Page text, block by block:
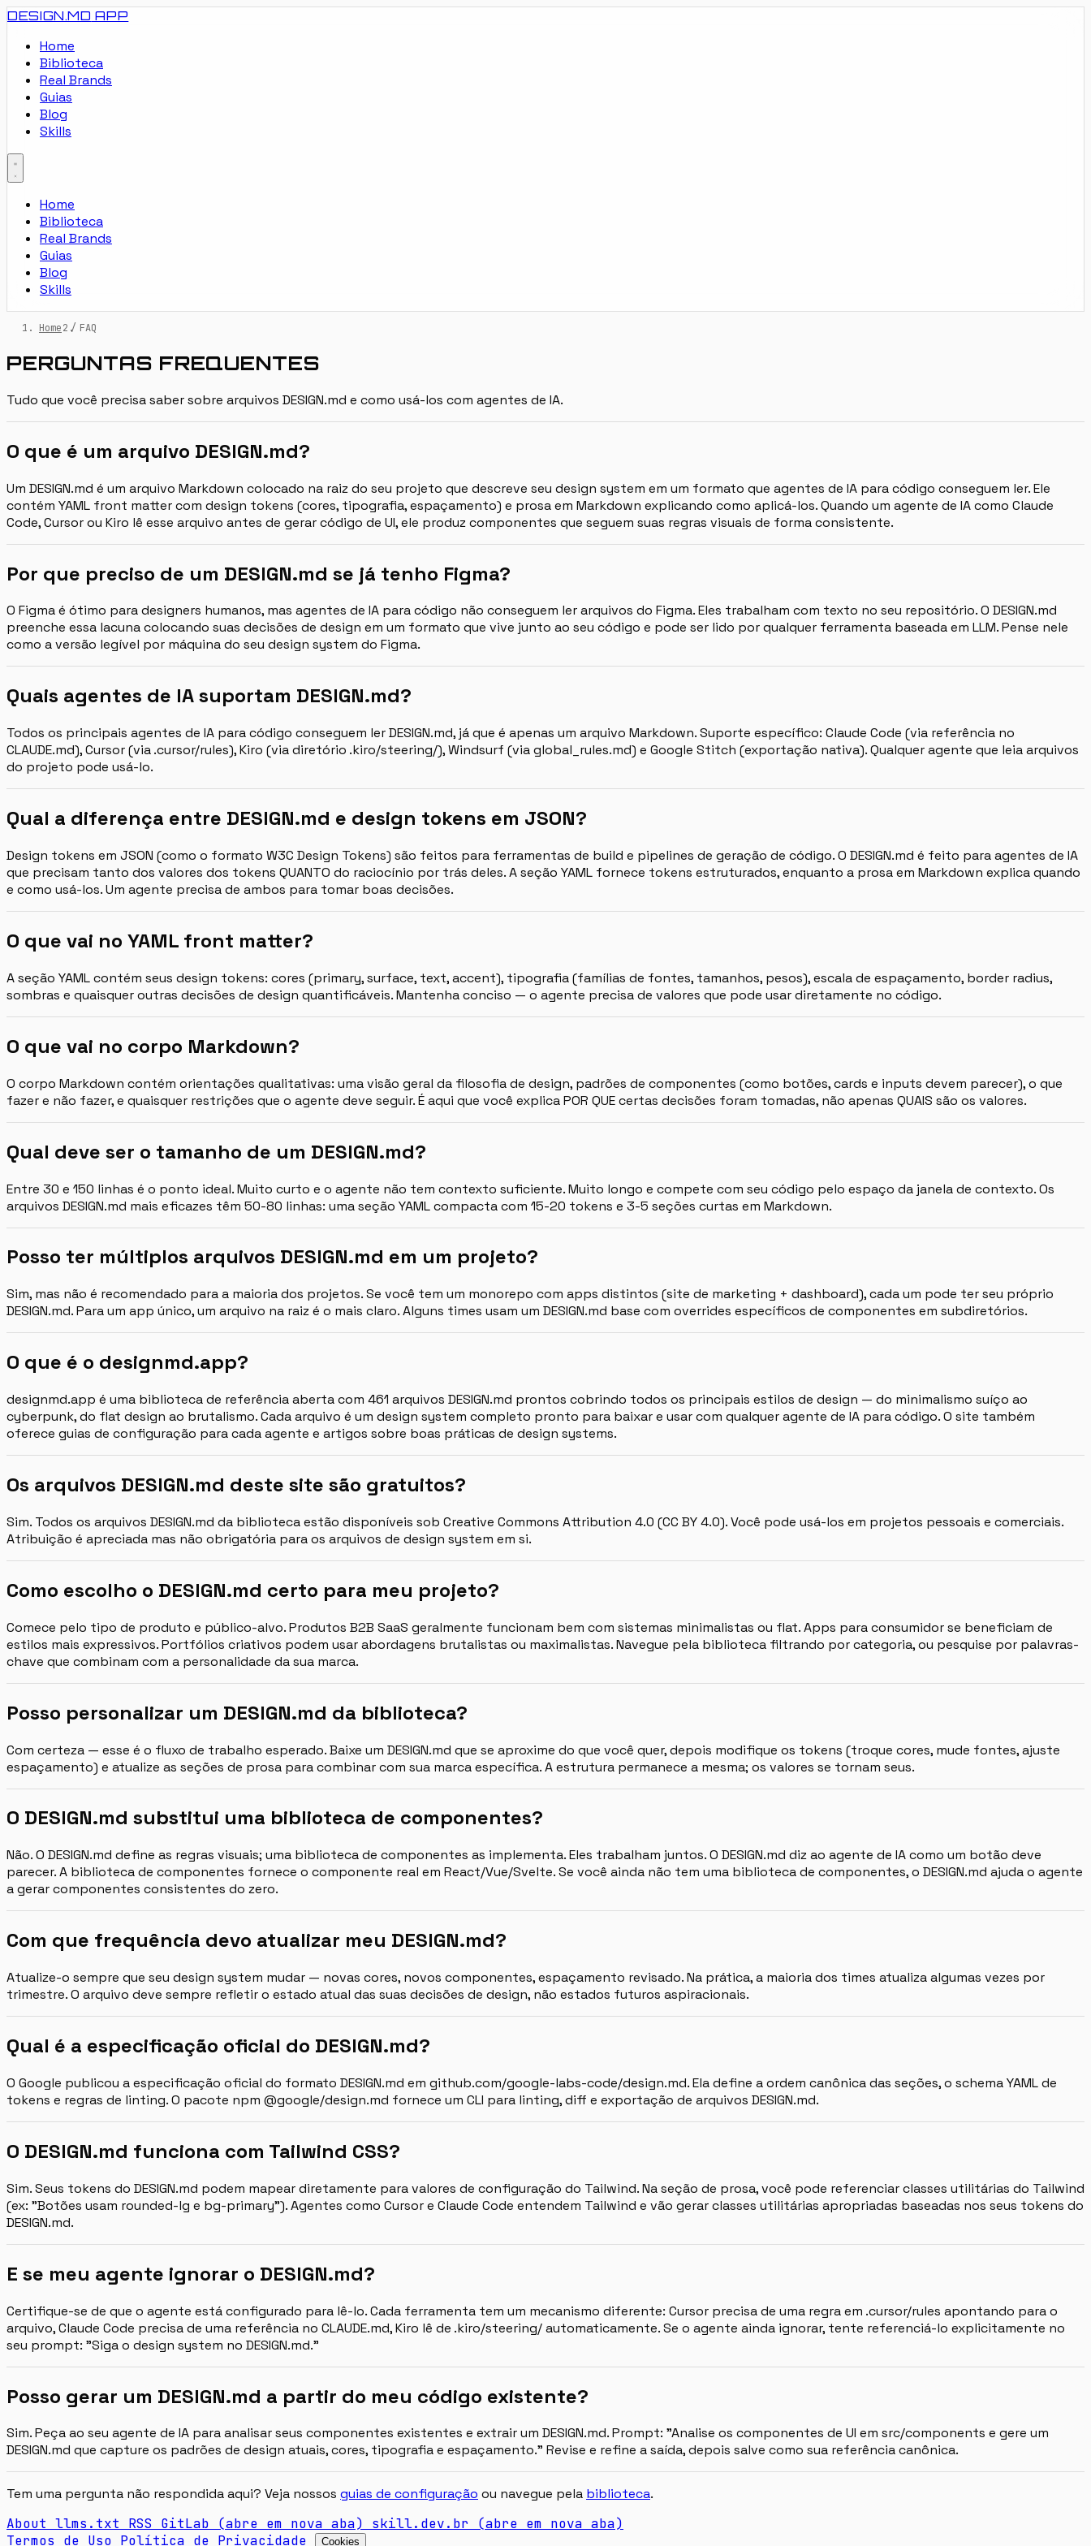
DESIGN.MD APP
Home
Biblioteca
Real Brands
Guias
Blog
Skills
Home
Biblioteca
Real Brands
Guias
Blog
Skills
Home / FAQ
PERGUNTAS FREQUENTES
Tudo que você precisa saber sobre arquivos DESIGN.md e como usá-los com agentes de IA.
O que é um arquivo DESIGN.md?
Um DESIGN.md é um arquivo Markdown colocado na raiz do seu projeto que descreve seu design system em um formato que agentes de IA para código conseguem ler. Ele
contém YAML front matter com design tokens (cores, tipografia, espaçamento) e prosa em Markdown explicando como aplicá-los. Quando um agente de IA como Claude
Code, Cursor ou Kiro lê esse arquivo antes de gerar código de UI, ele produz componentes que seguem suas regras visuais de forma consistente.
Por que preciso de um DESIGN.md se já tenho Figma?
O Figma é ótimo para designers humanos, mas agentes de IA para código não conseguem ler arquivos do Figma. Eles trabalham com texto no seu repositório. O DESIGN.md
preenche essa lacuna colocando suas decisões de design em um formato que vive junto ao seu código e pode ser lido por qualquer ferramenta baseada em LLM. Pense nele
como a versão legível por máquina do seu design system do Figma.
Quais agentes de IA suportam DESIGN.md?
Todos os principais agentes de IA para código conseguem ler DESIGN.md, já que é apenas um arquivo Markdown. Suporte específico: Claude Code (via referência no
CLAUDE.md), Cursor (via .cursor/rules), Kiro (via diretório .kiro/steering/), Windsurf (via global_rules.md) e Google Stitch (exportação nativa). Qualquer agente que leia arquivos
do projeto pode usá-lo.
Qual a diferença entre DESIGN.md e design tokens em JSON?
Design tokens em JSON (como o formato W3C Design Tokens) são feitos para ferramentas de build e pipelines de geração de código. O DESIGN.md é feito para agentes de IA
que precisam tanto dos valores dos tokens QUANTO do raciocínio por trás deles. A seção YAML fornece tokens estruturados, enquanto a prosa em Markdown explica quando
e como usá-los. Um agente precisa de ambos para tomar boas decisões.
O que vai no YAML front matter?
A seção YAML contém seus design tokens: cores (primary, surface, text, accent), tipografia (famílias de fontes, tamanhos, pesos), escala de espaçamento, border radius,
sombras e quaisquer outras decisões de design quantificáveis. Mantenha conciso — o agente precisa de valores que pode usar diretamente no código.
O que vai no corpo Markdown?
O corpo Markdown contém orientações qualitativas: uma visão geral da filosofia de design, padrões de componentes (como botões, cards e inputs devem parecer), o que
fazer e não fazer, e quaisquer restrições que o agente deve seguir. É aqui que você explica POR QUE certas decisões foram tomadas, não apenas QUAIS são os valores.
Qual deve ser o tamanho de um DESIGN.md?
Entre 30 e 150 linhas é o ponto ideal. Muito curto e o agente não tem contexto suficiente. Muito longo e compete com seu código pelo espaço da janela de contexto. Os
arquivos DESIGN.md mais eficazes têm 50-80 linhas: uma seção YAML compacta com 15-20 tokens e 3-5 seções curtas em Markdown.
Posso ter múltiplos arquivos DESIGN.md em um projeto?
Sim, mas não é recomendado para a maioria dos projetos. Se você tem um monorepo com apps distintos (site de marketing + dashboard), cada um pode ter seu próprio
DESIGN.md. Para um app único, um arquivo na raiz é o mais claro. Alguns times usam um DESIGN.md base com overrides específicos de componentes em subdiretórios.
O que é o designmd.app?
designmd.app é uma biblioteca de referência aberta com 461 arquivos DESIGN.md prontos cobrindo todos os principais estilos de design — do minimalismo suíço ao
cyberpunk, do flat design ao brutalismo. Cada arquivo é um design system completo pronto para baixar e usar com qualquer agente de IA para código. O site também
oferece guias de configuração para cada agente e artigos sobre boas práticas de design systems.
Os arquivos DESIGN.md deste site são gratuitos?
Sim. Todos os arquivos DESIGN.md da biblioteca estão disponíveis sob Creative Commons Attribution 4.0 (CC BY 4.0). Você pode usá-los em projetos pessoais e comerciais.
Atribuição é apreciada mas não obrigatória para os arquivos de design system em si.
Como escolho o DESIGN.md certo para meu projeto?
Comece pelo tipo de produto e público-alvo. Produtos B2B SaaS geralmente funcionam bem com sistemas minimalistas ou flat. Apps para consumidor se beneficiam de
estilos mais expressivos. Portfólios criativos podem usar abordagens brutalistas ou maximalistas. Navegue pela biblioteca filtrando por categoria, ou pesquise por palavras-
chave que combinam com a personalidade da sua marca.
Posso personalizar um DESIGN.md da biblioteca?
Com certeza — esse é o fluxo de trabalho esperado. Baixe um DESIGN.md que se aproxime do que você quer, depois modifique os tokens (troque cores, mude fontes, ajuste
espaçamento) e atualize as seções de prosa para combinar com sua marca específica. A estrutura permanece a mesma; os valores se tornam seus.
O DESIGN.md substitui uma biblioteca de componentes?
Não. O DESIGN.md define as regras visuais; uma biblioteca de componentes as implementa. Eles trabalham juntos. O DESIGN.md diz ao agente de IA como um botão deve
parecer. A biblioteca de componentes fornece o componente real em React/Vue/Svelte. Se você ainda não tem uma biblioteca de componentes, o DESIGN.md ajuda o agente
a gerar componentes consistentes do zero.
Com que frequência devo atualizar meu DESIGN.md?
Atualize-o sempre que seu design system mudar — novas cores, novos componentes, espaçamento revisado. Na prática, a maioria dos times atualiza algumas vezes por
trimestre. O arquivo deve sempre refletir o estado atual das suas decisões de design, não estados futuros aspiracionais.
Qual é a especificação oficial do DESIGN.md?
O Google publicou a especificação oficial do formato DESIGN.md em github.com/google-labs-code/design.md. Ela define a ordem canônica das seções, o schema YAML de
tokens e regras de linting. O pacote npm @google/design.md fornece um CLI para linting, diff e exportação de arquivos DESIGN.md.
O DESIGN.md funciona com Tailwind CSS?
Sim. Seus tokens do DESIGN.md podem mapear diretamente para valores de configuração do Tailwind. Na seção de prosa, você pode referenciar classes utilitárias do Tailwind
(ex: "Botões usam rounded-lg e bg-primary"). Agentes como Cursor e Claude Code entendem Tailwind e vão gerar classes utilitárias apropriadas baseadas nos seus tokens do
DESIGN.md.
E se meu agente ignorar o DESIGN.md?
Certifique-se de que o agente está configurado para lê-lo. Cada ferramenta tem um mecanismo diferente: Cursor precisa de uma regra em .cursor/rules apontando para o
arquivo, Claude Code precisa de uma referência no CLAUDE.md, Kiro lê de .kiro/steering/ automaticamente. Se o agente ainda ignorar, tente referenciá-lo explicitamente no
seu prompt: "Siga o design system no DESIGN.md."
Posso gerar um DESIGN.md a partir do meu código existente?
Sim. Peça ao seu agente de IA para analisar seus componentes existentes e extrair um DESIGN.md. Prompt: "Analise os componentes de UI em src/components e gere um
DESIGN.md que capture os padrões de design atuais, cores, tipografia e espaçamento." Revise e refine a saída, depois salve como sua referência canônica.
Tem uma pergunta não respondida aqui? Veja nossos guias de configuração ou navegue pela biblioteca.
About llms.txt RSS GitLab (abre em nova aba) skill.dev.br (abre em nova aba)
Termos de Uso Política de Privacidade Cookies